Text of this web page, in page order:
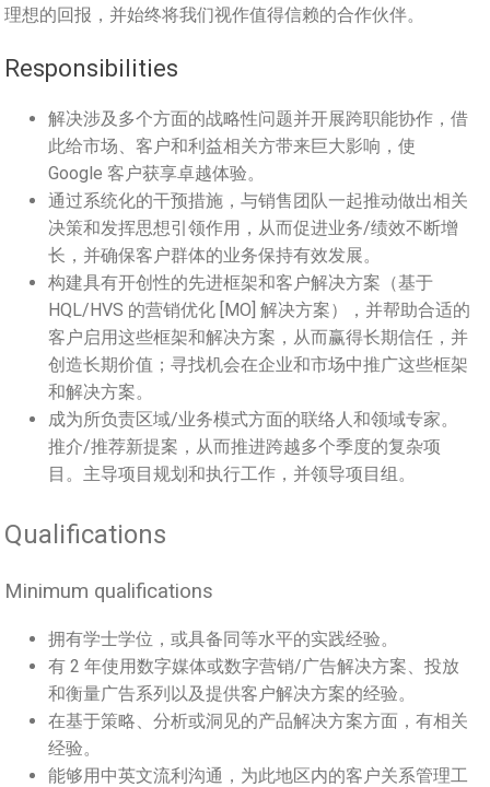
理想的回报，并始终将我们视作值得信赖的合作伙伴。
Responsibilities
解决涉及多个方面的战略性问题并开展跨职能协作，借
此给市场、客户和利益相关方带来巨大影响，使
Google 客户获享卓越体验。
通过系统化的干预措施，与销售团队一起推动做出相关
决策和发挥思想引领作用，从而促进业务/绩效不断增
长，并确保客户群体的业务保持有效发展。
构建具有开创性的先进框架和客户解决方案（基于
HQL/HVS 的营销优化 [MO] 解决方案），并帮助合适的
客户启用这些框架和解决方案，从而赢得长期信任，并
创造长期价值；寻找机会在企业和市场中推广这些框架
和解决方案。
成为所负责区域/业务模式方面的联络人和领域专家。
推介/推荐新提案，从而推进跨越多个季度的复杂项
目。主导项目规划和执行工作，并领导项目组。
Qualifications
Minimum qualifications
拥有学士学位，或具备同等水平的实践经验。
有 2 年使用数字媒体或数字营销/广告解决方案、投放
和衡量广告系列以及提供客户解决方案的经验。
在基于策略、分析或洞见的产品解决方案方面，有相关
经验。
能够用中英文流利沟通，为此地区内的客户关系管理工